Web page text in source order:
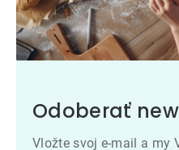
Odoberať
Vložte svoj e-mail a my